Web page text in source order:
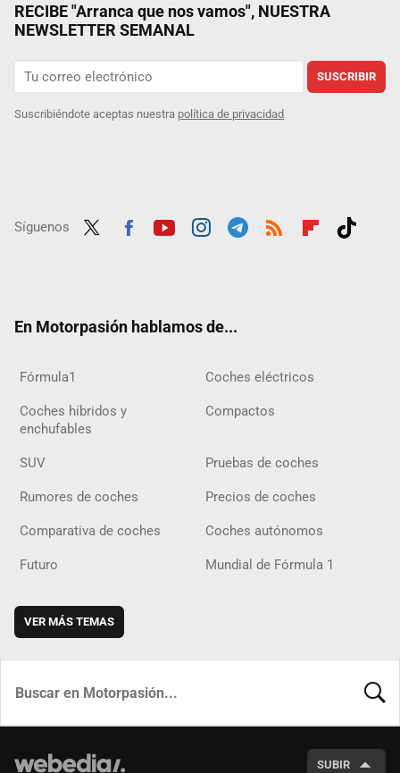
RECIBE "Arranca que nos vamos", NUESTRA
NEWSLETTER SEMANAL
SUSCRIBIR
Suscribiéndote aceptas nuestra política de privacidad
Síguenos
En Motorpasión hablamos de...
Fórmula1 Coches eléctricos
Coches híbridos y
enchufables
Compactos
SUV Pruebas de coches
Rumores de coches Precios de coches
Comparativa de coches Coches autónomos
Futuro Mundial de Fórmula 1
VER MÁS TEMAS
SUBIR